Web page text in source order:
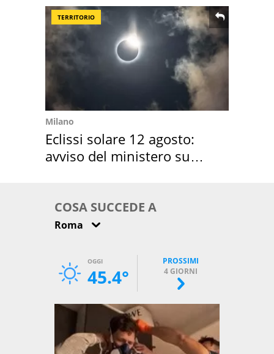
TERRITORIO
Milano
Eclissi solare 12 agosto:
avviso del ministero su